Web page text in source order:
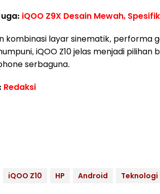
iQOO Z9X Desain Mewah,
kombinasi layar sinematik, performa
iQOO Z10 jelas menjadi
serbaguna.
Redaksi
iQOO Z10 HP Android Teknologi